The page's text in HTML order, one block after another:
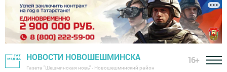
НОВОСТИ НОВОШЕШМИНСКА
Газета "Шешминская новь" - Новошешминский район
16+